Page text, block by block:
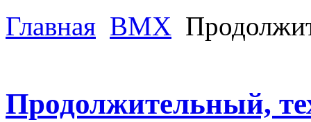
Главная ВМХ
Продолжительный,